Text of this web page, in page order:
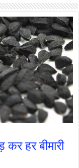
हर बीमारी